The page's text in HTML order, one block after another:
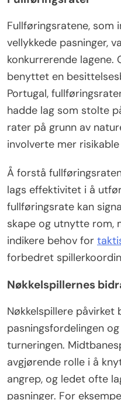
Fullføringsratene, som
vellykkede pasninger,
konkurrerende
benyttet en
Portugal,
hadde lag som stolte
rater på grunn av
involverte mer
Å forstå
lags effektivitet i å
fullføringsrate kan
skape og utnytte rom,
indikere behov for
forbedret
Nøkkelspillernes
Nøkkelspillere påvirket
pasningsfordelingen
turneringen.
avgjørende rolle i å
angrep, og ledet ofte
pasninger. For